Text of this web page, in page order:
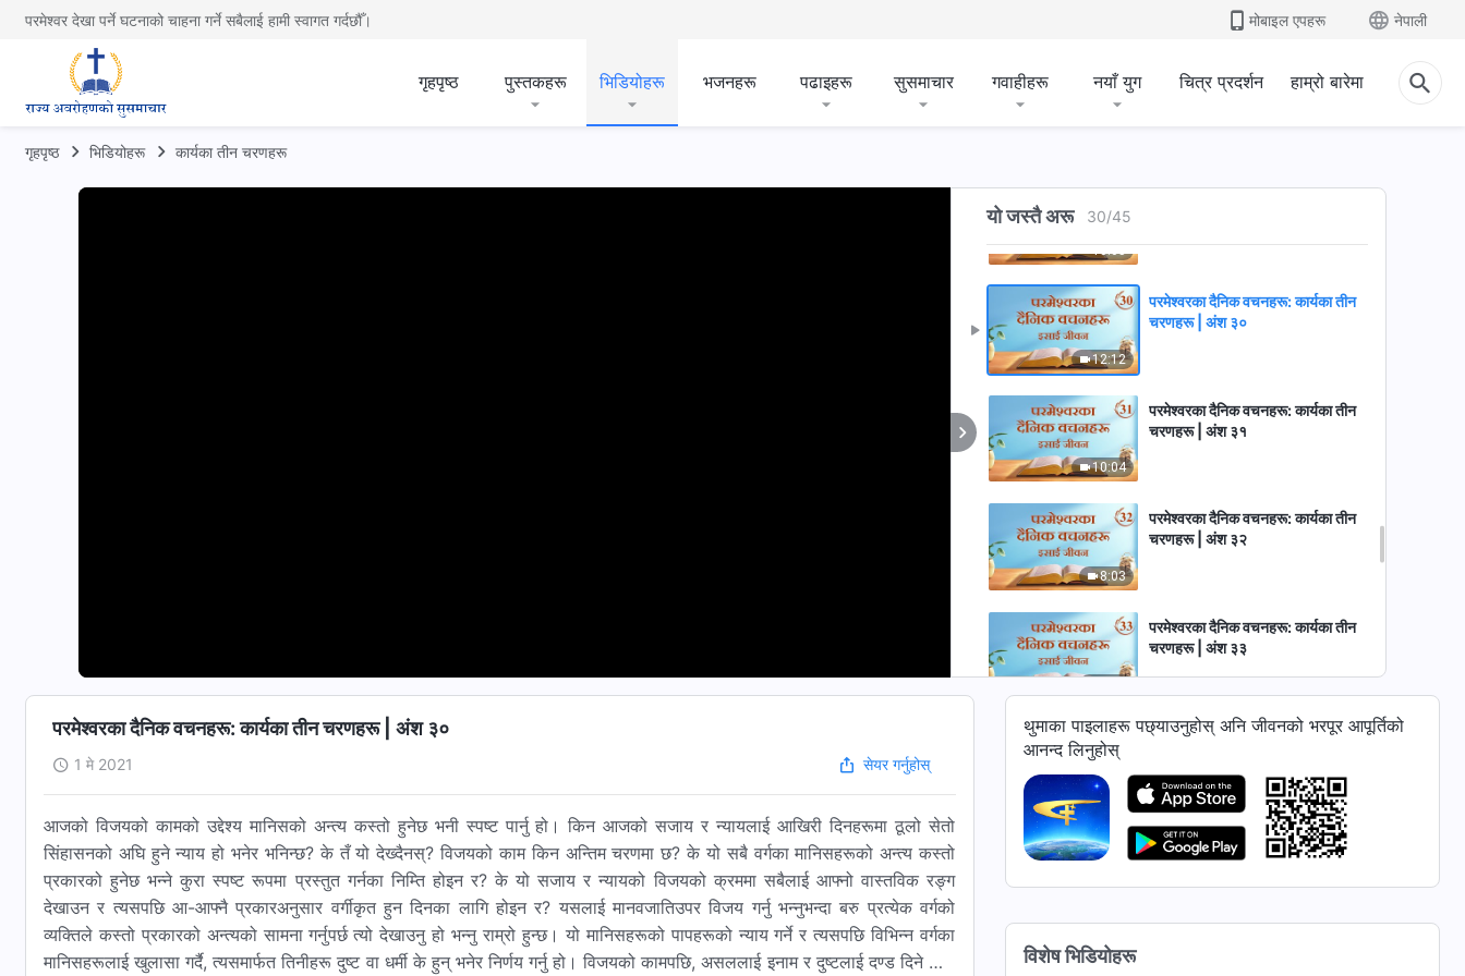
परमेश्वर देखा पर्ने घटनाको चाहना गर्ने सबैलाई हामी स्वागत गर्दछौँ। मोबाइल एपहरू नेपाली
गृहपृष्ठ पुस्तकहरू भिडियोहरू भजनहरू पढाइहरू सुसमाचार गवाहीहरू नयाँ युग चित्र प्रदर्शन हाम्रो बारेमा
गृहपृष्ठ भिडियोहरू कार्यका तीन चरणहरू
यो जस्तै अरू 30/45
परमेश्‍वरका दैनिक वचनहरू: कार्यका तीन
10:05
परमेश्‍वरका दैनिक वचनहरू: कार्यका तीन
12:12
परमेश्‍वरका दैनिक वचनहरू: कार्यका तीन
चरणहरू | अंश ३०
10:04
परमेश्‍वरका दैनिक वचनहरू: कार्यका तीन
चरणहरू | अंश ३१
8:03
परमेश्‍वरका दैनिक वचनहरू: कार्यका तीन
चरणहरू | अंश ३२
परमेश्‍वरका दैनिक वचनहरू: कार्यका तीन
चरणहरू | अंश ३३
5:03
परमेश्‍वरका दैनिक वचनहरू: कार्यका तीन
परमेश्‍वरका दैनिक वचनहरू: कार्यका तीन
चरणहरू | अंश ३५
परमेश्‍वरका दैनिक वचनहरू: कार्यका तीन चरणहरू | अंश ३०
1 मे 2021 सेयर गर्नुहोस्
आजको विजयको कामको उद्देश्य मानिसको अन्त्य कस्तो हुनेछ भनी स्पष्ट पार्नु हो। किन आजको सजाय र न्यायलाई आखिरी दिनहरूमा ठूलो सेतो
सिंहासनको अघि हुने न्याय हो भनेर भनिन्छ? के तँ यो देख्दैनस्? विजयको काम किन अन्तिम चरणमा छ? के यो सबै वर्गका मानिसहरूको अन्त्य कस्तो
प्रकारको हुनेछ भन्‍ने कुरा स्पष्ट रूपमा प्रस्तुत गर्नका निम्ति होइन र? के यो सजाय र न्यायको विजयको क्रममा सबैलाई आफ्नो वास्तविक रङ्ग
देखाउन र त्यसपछि आ-आफ्नै प्रकारअनुसार वर्गीकृत हुन दिनका लागि होइन र? यसलाई मानवजातिउपर विजय गर्नु भन्‍नुभन्दा बरु प्रत्येक वर्गको
व्यक्तिले कस्तो प्रकारको अन्त्यको सामना गर्नुपर्छ त्यो देखाउनु हो भन्‍नु राम्रो हुन्छ। यो मानिसहरूको पापहरूको न्याय गर्ने र त्यसपछि विभिन्‍न वर्गका
मानिसहरूलाई खुलासा गर्दै, त्यसमार्फत तिनीहरू दुष्ट वा धर्मी के हुन् भनेर निर्णय गर्नु हो। विजयको कामपछि, असललाई इनाम र दुष्टलाई दण्ड दिने काम
थुमाका पाइलाहरू पछ्याउनुहोस् अनि जीवनको भरपूर आपूर्तिको
आनन्द लिनुहोस्
विशेष भिडियोहरू